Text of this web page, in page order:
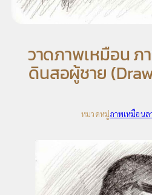
วาดภาพเหมือน ภ
ดินสอผู้ชาย
หมวดหมู่ภาพเหมือน